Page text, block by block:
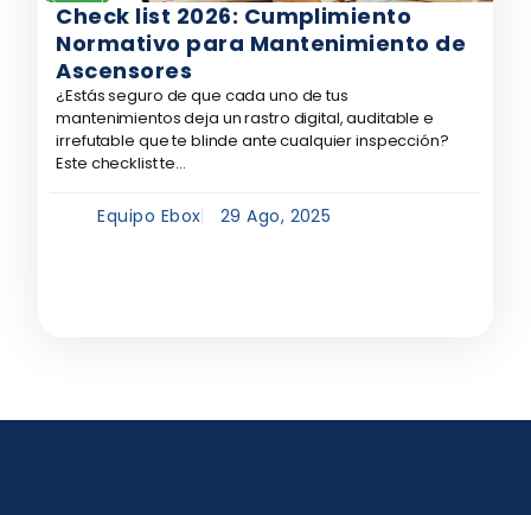
Check list 2026: Cumplimiento
Normativo para Mantenimiento de
Ascensores
¿Estás seguro de que cada uno de tus
mantenimientos deja un rastro digital, auditable e
irrefutable que te blinde ante cualquier inspección?
Este checklist te...
Equipo Ebox 29 Ago, 2025